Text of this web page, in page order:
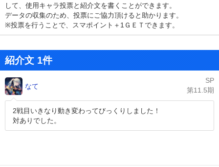
して、使用キャラ投票と紹介文を書くことができます。
データの収集のため、投票にご協力頂けると助かります。
※投票を行うことで、スマポイント＋1ＧＥＴできます。
紹介文 1件
なて
SP
第11.5期
2戦目いきなり動き変わってびっくりしました！
対ありでした。